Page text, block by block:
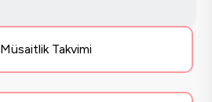
Müsaitlik Takvimi